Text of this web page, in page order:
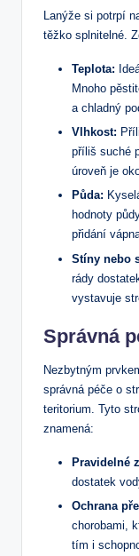
Lanýže si potrpí
těžko splnitelné.
Teplota:
Mnoho
a chladný
Vlhkost:
příliš suché
úroveň je
Půda:
hodnoty
přidání
Stíny nebo
rády
vystavuje
Správná
Nezbytným
správná péče o
teritorium. Tyto
znamená:
Pravidelné
dostatek
Ochrana
chorobami,
tím i